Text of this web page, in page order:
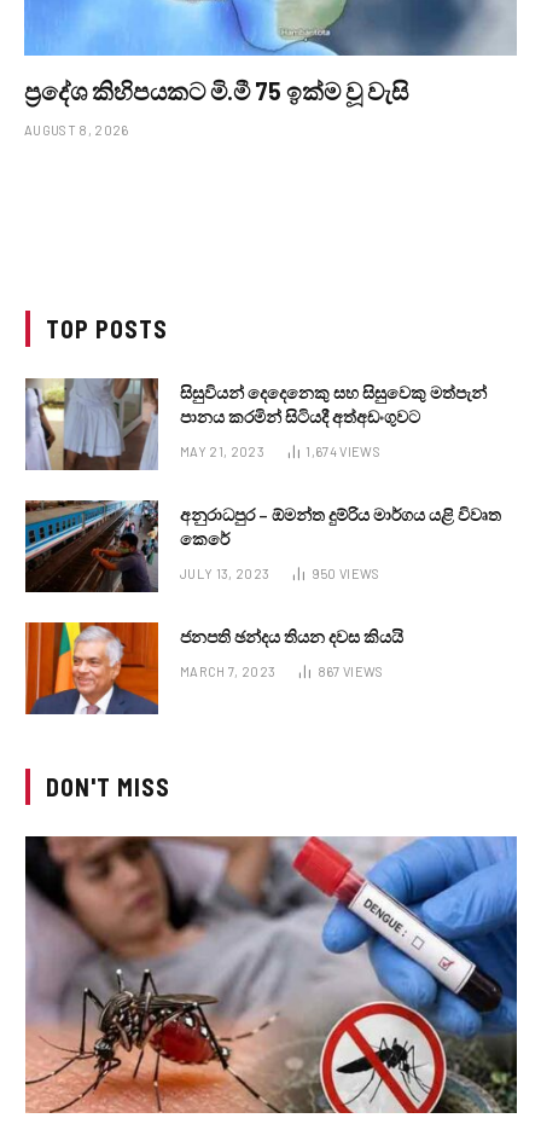
ප්‍රදේශ කිහිපයකට මි.මී 75 ඉක්ම වූ වැසි
AUGUST 8, 2026
TOP POSTS
සිසුවියන් දෙදෙනෙකු සහ සිසුවෙකු මත්පැන්
පානය කරමින් සිටියදී අත්අඩංගුවට
MAY 21, 2023 1,674VIEWS
අනුරාධපුර – ඕමන්ත දුම්රිය මාර්ගය යළි විවෘත
කෙරේ
JULY 13, 2023 950 VIEWS
ජනපති ඡන්දය තියන දවස කියයි
MARCH 7, 2023 867 VIEWS
DON'T MISS